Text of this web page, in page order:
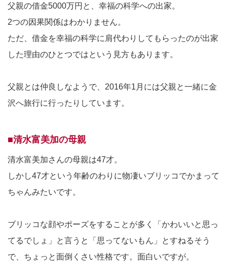
父親の借金5000万円と、幸福の科学への出家。
2つの因果関係はわかりません。
ただ、借金を幸福の科学に肩代わりしてもらったのが出家
した理由のひとつではという見方もあります。
父親とは仲良しなようで、2016年1月には父親と一緒に金
沢へ旅行に行ったりしています。
■清水富美加の母親
清水富美加さんの母親は47才。
しかし47才という年齢のわりに物凄いブリッコでかまって
ちゃんみたいです。
ブリッコな顔やポーズをすることが多く「かわいいと思っ
てるでしょ」と言うと「思ってないもん」とすねるそう
で、ちょっと面倒くさい性格です。面白いですが。